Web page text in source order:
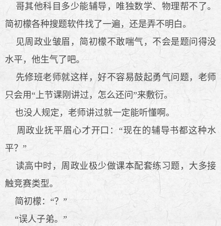
哥其他科目多少能辅导，唯独数学、物理帮不了。
简初檬各种搜题软件找了一遍，还是弄不明白。
见周政业皱眉，简初檬不敢喘气，不会是题问得没
水平，他生气了吧。
先修班老师就这样，好不容易鼓起勇气问题，老师
只会用“上节课刚讲过，怎么还问”来敷衍。
也没人规定，老师讲过就一定能听懂啊。
周政业抚平眉心才开口：“现在的辅导书都这种水
平？”
读高中时，周政业极少做课本配套练习题，大多接
触竞赛类型。
简初檬：“？”
“误人子弟。”